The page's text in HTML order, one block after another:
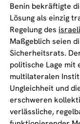
Benin bekräftigte
Lösung als einzig
Regelung des
Maßgeblich seien
Sicherheitsrats.
politische Lage mit
multilateralen
Ungleichheit und
erschweren
verlässliche,